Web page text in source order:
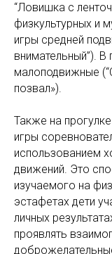
“Ловишка с
физкультурных и
игры средней
внимательный”).
малоподвижные
позвал»).
Также на
игры
использованием
движений. Это
изучаемого на
эстафетах дети
личных
проявлять